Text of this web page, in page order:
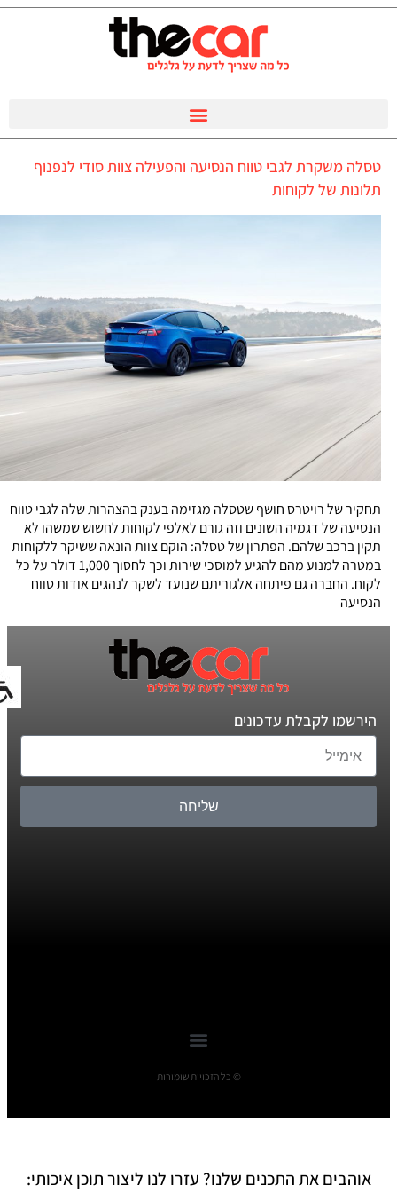
טסלה משקרת לגבי טווח הנסיעה והפעילה צוות סודי לנפנוף
תלונות של לקוחות
תחקיר של רויטרס חושף שטסלה מגזימה בענק בהצהרות שלה לגבי טווח
הנסיעה של דגמיה השונים וזה גורם לאלפי לקוחות לחשוש שמשהו לא
תקין ברכב שלהם. הפתרון של טסלה: הוקם צוות הונאה ששיקר ללקוחות
במטרה למנוע מהם להגיע למוסכי שירות וכך לחסוך 1,000 דולר על כל
לקוח. החברה גם פיתחה אלגוריתם שנועד לשקר לנהגים אודות טווח
הנסיעה
הירשמו לקבלת עדכונים
שליחה
© כל הזכויות שומורות
אוהבים את התכנים שלנו? עזרו לנו ליצור תוכן איכותי: